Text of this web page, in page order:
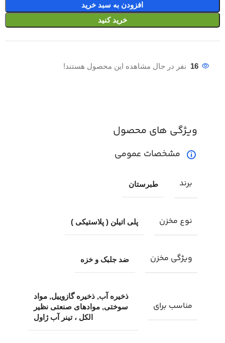
افزودن به سبد خرید
خرید کنید
16 نفر در حال مشاهده این محصول هستند!
ویژگی های محصول
مشخصات عمومی
برند طبرستان
نوع مخزن پلی اتیلن ( پلاستیکی )
ویژگی مخزن ضد جلبک و خزه
مناسب برای
ذخیره آب, ذخیره گازوییل, مواد
سوختی, موادهای صنعتی نظیر
الکل ، تینر آب ژاول